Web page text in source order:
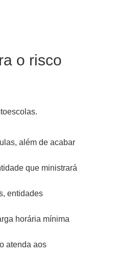
o risco
além de acabar
que ministrará
entidades
horária mínima
atenda aos